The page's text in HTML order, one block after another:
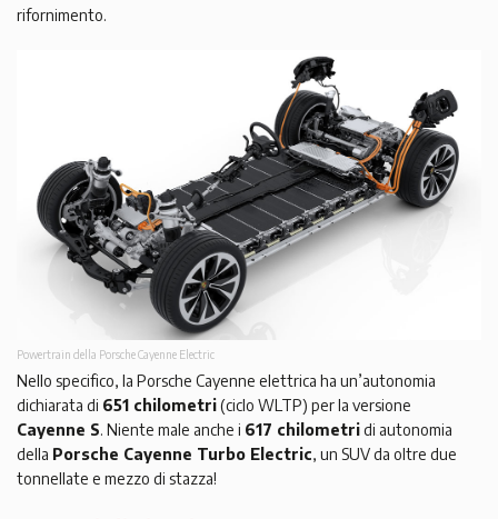
rifornimento.
Powertrain della Porsche Cayenne Electric
Nello specifico, la Porsche Cayenne elettrica ha un’autonomia
dichiarata di 651 chilometri(ciclo WLTP) per la versione
Cayenne S. Niente male anche i 617 chilometridi autonomia
della Porsche Cayenne Turbo Electric, un SUV da oltre due
tonnellate e mezzo di stazza!